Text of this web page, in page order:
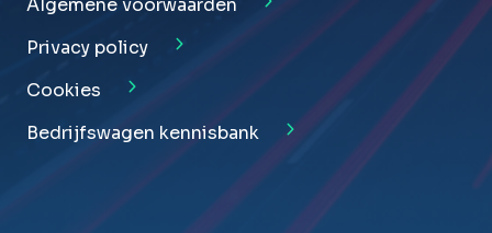
Algemene voorwaarden
Privacy policy
Cookies
Bedrijfswagen kennisbank